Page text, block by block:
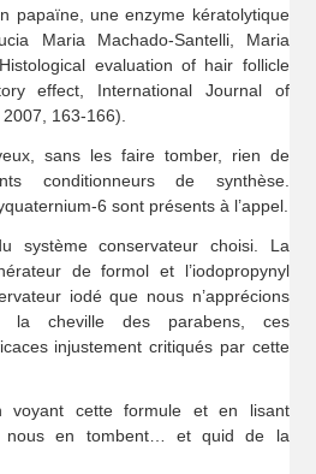
papaïne, une enzyme kératolytique
Maria Machado-Santelli, Maria
evaluation of hair follicle
effect, International Journal of
163-166).
sans les faire tomber, rien de
conditionneurs de synthèse.
6 sont présents à l’appel.
système conservateur choisi. La
de formol et l’iodopropynyl
iodé que nous n’apprécions
la cheville des parabens, ces
injustement critiqués par cette
cette formule et en lisant
nous en tombent… et quid de la